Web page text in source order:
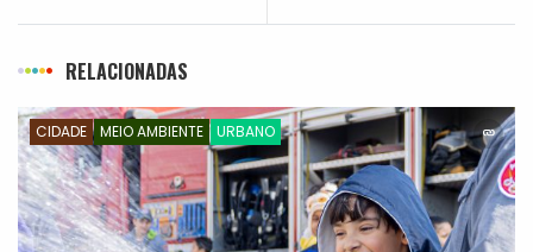
RELACIONADAS
CIDADE MEIO AMBIENTE URBANO